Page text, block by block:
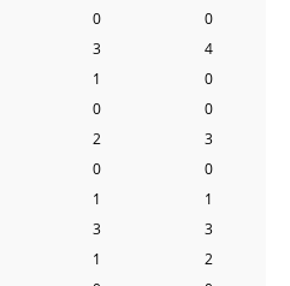
0
0
3
4
1
0
0
0
2
3
0
0
1
1
3
3
1
2